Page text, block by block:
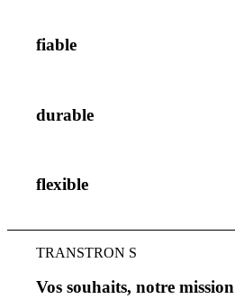
fiable
durable
flexible
TRANSTRON S
Vos souhaits, notre mission